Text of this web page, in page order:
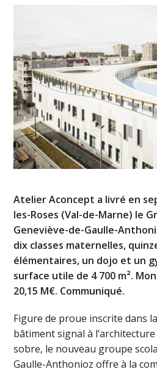
Atelier Aconcept a livré en
les-Roses (Val-de-Marne) le
Geneviève-de-Gaulle-
dix classes maternelles,
élémentaires, un dojo et un
surface utile de 4 700 m².
20,15 M€. Communiqué.
Figure de proue inscrite dans
bâtiment signal à
sobre, le nouveau groupe
Gaulle-Anthonioz offre à la